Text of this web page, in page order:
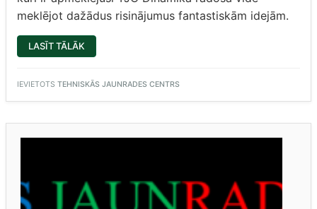
meklējot dažādus risinājumus fantastiskām idejām.
LASĪT TĀLĀK
JAUNRADES
DINAMIKA
2023.”
IEVIETOTS TEHNISKĀS JAUNRADES CENTRS